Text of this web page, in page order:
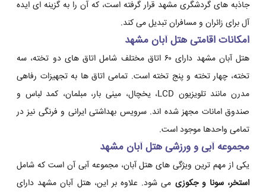
جاذبه های گردشگری مشهد قرار گرفته است، که آن را به گزینه ای ایده
آل برای زائران و مسافران تبدیل می کند.
امکانات اقامتی هتل آبان مشهد
هتل آبان مشهد دارای ۶۰ اتاق مختلف شامل اتاق های دو تخته، سه
تخته، چهار تخته و پنج تخته است. تمامی اتاق ها به تجهیزات رفاهی
مدرن مانند تلویزیون LCD، یخچال، مینی بار، مبلمان، کمد لباس و
صندوق امانات مجهز شده اند. سرویس بهداشتی ایرانی و فرنگی نیز در
تمامی واحدها موجود است.
مجموعه آبی و ورزشی هتل آبان مشهد
یکی از مهم ترین ویژگی های هتل آبان، مجموعه آبی آن است که شامل
استخر، سونا و جکوزی می شود. علاوه بر این، هتل آبان مشهد دارای